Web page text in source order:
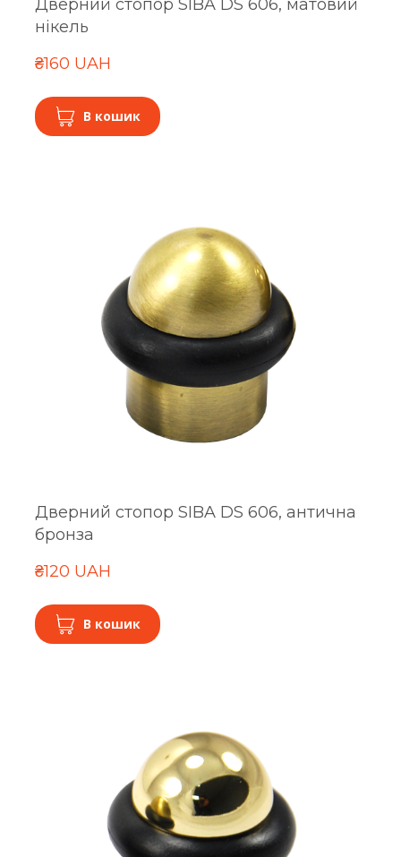
Дверний стопор SIBA DS 606, матовий
нікель
₴160 UAH
В кошик
Дверний стопор SIBA DS 606, антична
бронза
₴120 UAH
В кошик